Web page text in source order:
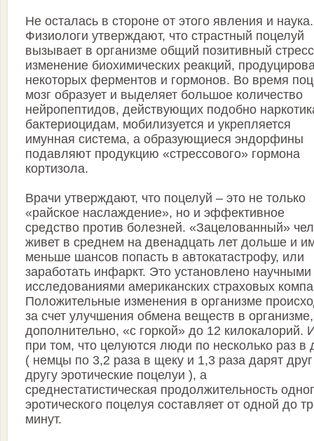
Не осталась в стороне от этого явления и наука.
Физиологи утверждают, что страстный поцелуй
вызывает в организме общий позитивный
изменение биохимических реакций,
некоторых ферментов и гормонов. Во время
мозг образует и выделяет большое количество
нейропептидов, действующих подобно
бактериоцидам, мобилизуется и укрепляется
имунная система, а образующиеся эндорфины
подавляют продукцию «стрессового» гормона
кортизола.
Врачи утверждают, что поцелуй – это не только
«райское наслаждение», но и эффективное
средство против болезней. «Зацелованный»
живет в среднем на двенадцать лет дольше и
меньше шансов попасть в автокатастрофу, или
заработать инфаркт. Это установлено научными
исследованиями американских страховых
Положительные изменения в организме
за счет улучшения обмена веществ в организме,
дополнительно, «с горкой» до 12 килокалорий.
при том, что целуются люди по несколько раз в
( немцы по 3,2 раза в щеку и 1,3 раза дарят друг
другу эротические поцелуи ), а
среднестатистическая продолжительность
эротического поцелуя составляет от одной до
минут.